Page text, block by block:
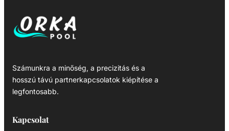
Számunkra a minőség, a precizitás és a
hosszú távú partnerkapcsolatok kiépítése a
legfontosabb.
Kapcsolat